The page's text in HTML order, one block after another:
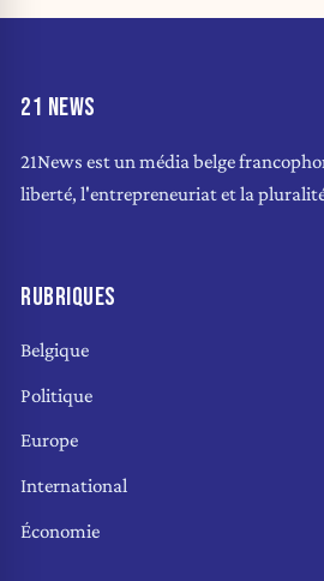
21 NEWS
21News est un média belge
liberté, l'entrepreneuriat et la
RUBRIQUES
Belgique
Politique
Europe
International
Économie